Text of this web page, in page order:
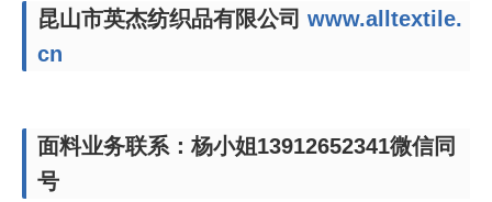
昆山市英杰纺织品有限公司 www.alltextile.
cn
面料业务联系：杨小姐13912652341微信同
号